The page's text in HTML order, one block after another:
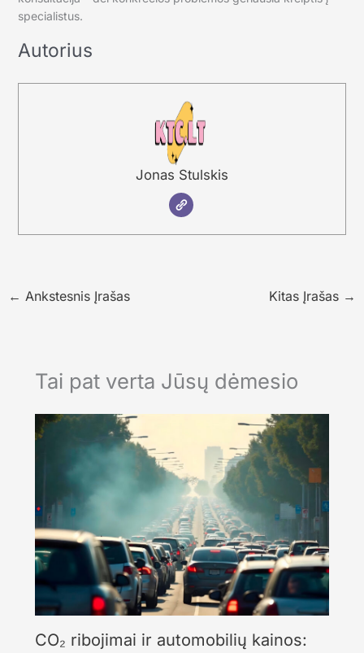
specialistus.
Autorius
Jonas Stulskis
← Ankstesnis Įrašas Kitas Įrašas →
Tai pat verta Jūsų dėmesio
CO₂ ribojimai ir automobilių kainos: